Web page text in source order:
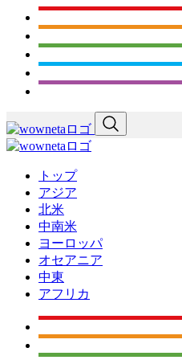
トップ
アジア
北米
中南米
ヨーロッパ
オセアニア
中東
アフリカ